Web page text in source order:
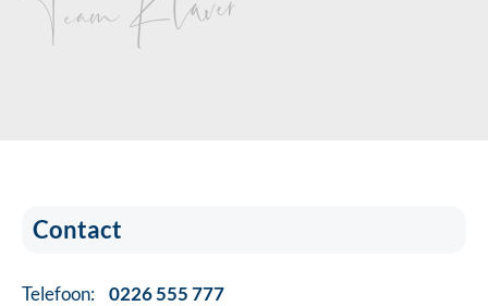
Team Klaver
Contact
Telefoon:
0226 555 777